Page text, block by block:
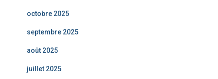
octobre 2025
septembre 2025
août 2025
juillet 2025